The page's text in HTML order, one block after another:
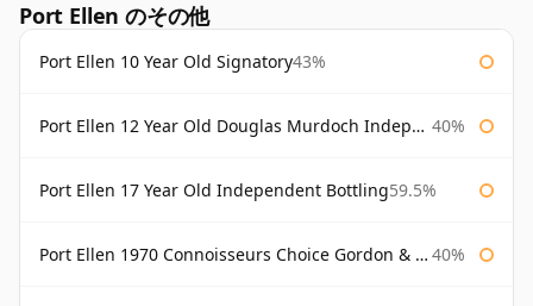
Port Ellen のその他
Port Ellen 10 Year Old Signatory43%
Port Ellen 12 Year Old Douglas Murdoch Independent Bottling 40%
Port Ellen 17 Year Old Independent Bottling59.5%
Port Ellen 1970 Connoisseurs Choice Gordon & Macphail 40%